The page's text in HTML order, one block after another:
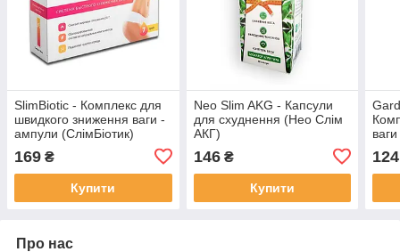
SlimBiotic - Комплекс для
швидкого зниження ваги -
ампули (СлімБіотик)
169 ₴
Купити
Neo Slim AKG - Капсули
для схуднення (Нео Слім
АКГ)
146₴
Купити
124
Про нас